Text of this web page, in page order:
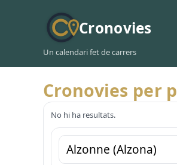
Cronovies
Un calendari fet de carrers
Cronovies per
No hi ha resultats.